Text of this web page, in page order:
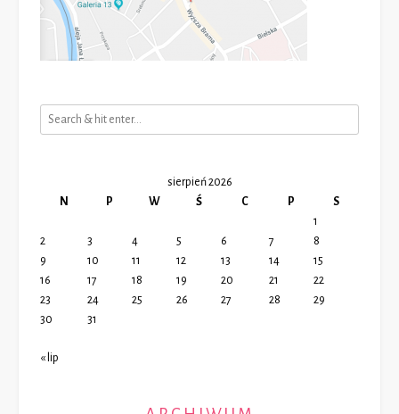
sierpień 2026
N
P W Ś C P
S
1
2
3 4 5 6 7
8
9
10 11 12 13 14
15
16
17 18 19 20 21
22
23
24 25 26 27 28
29
30
31
« lip